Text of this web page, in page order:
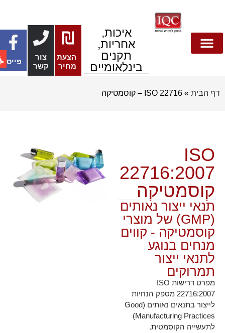
איכות,
אחריות,
תקנים
בינלאומיים
הצעת
מחיר
צור
קשר
פייסבוק
הבית» ISO 22716 – קוסמטיקה
ISO
22716:2007
קוסמטיקה
תנאי ייצור נאותים
(GMP) של מוצרי
קוסמטיקה - קווים
מנחים בנוגע
לתנאי ייצור
תמרוקים
מפרט דרישות ISO
22716:2007 מספק הנחיות
לייצור בתנאים נאותים (Good
Manufacturing Practices)
לתעשייה הקוסמטית.